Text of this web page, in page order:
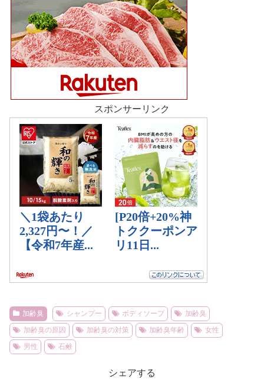
スポンサーリンク
加齢臭 シャンプー ボディソープ
加齢臭
加齢臭の原因
加齢臭の対策 加齢臭年齢
女性
男性
石鹸
シェアする